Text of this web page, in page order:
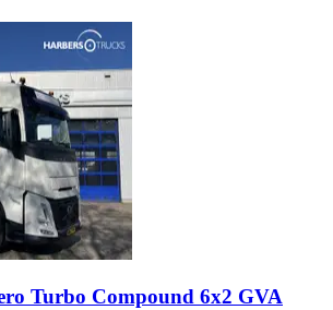
Turbo Compound 6x2 GVA